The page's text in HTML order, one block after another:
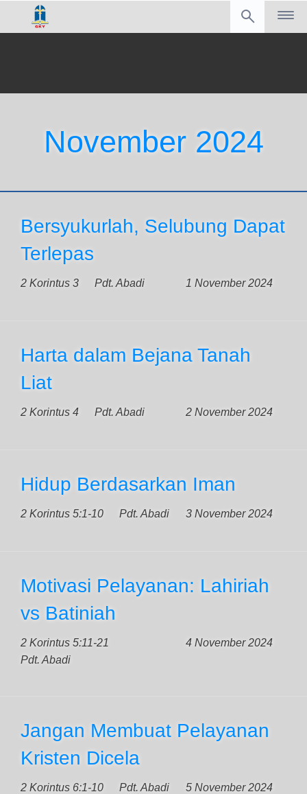
November 2024
Bersyukurlah, Selubung Dapat
Terlepas
2 Korintus 3 1 November 2024
Pdt. Abadi
Harta dalam Bejana Tanah
Liat
2 Korintus 4 2 November 2024
Pdt. Abadi
Hidup Berdasarkan Iman
2 Korintus 5:1-10 3 November 2024
Pdt. Abadi
Motivasi Pelayanan: Lahiriah
vs Batiniah
2 Korintus 5:11-21
4 November 2024
Pdt. Abadi
Jangan Membuat Pelayanan
Kristen Dicela
2 Korintus 6:1-10 5 November 2024
Pdt. Abadi